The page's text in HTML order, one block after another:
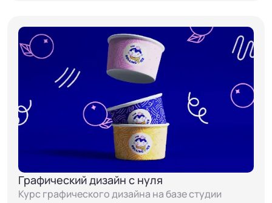
Графический дизайн с нуля
Курс графического дизайна на базе студии